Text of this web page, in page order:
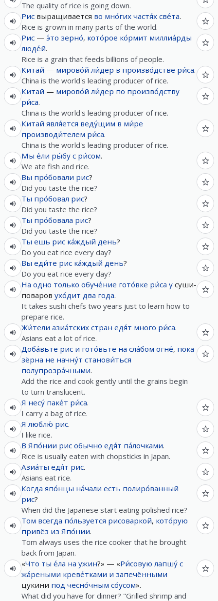
The quality of rice is going down.
Рис выращивается во мно́гих частя́х све́та.
Rice is grown in many parts of the world.
Рис — э́то зерно́, кото́рое ко́рмит миллиа́рды
люде́й.
Rice is a grain that feeds billions of people.
Китай — мирово́й ли́дер в произво́дстве ри́са.
China is the world's leading producer of rice.
Китай — мирово́й ли́дер по произво́дству
ри́са.
China is the world's leading producer of rice.
Китай явля́ется веду́щим в ми́ре
производи́телем ри́са.
China is the world's leading producer of rice.
Мы е́ли ры́бу с ри́сом.
We ate fish and rice.
Вы про́бовали рис?
Did you taste the rice?
Ты про́бовал рис?
Did you taste the rice?
Ты про́бовала рис?
Did you taste the rice?
Ты ешь рис ка́ждый день?
Do you eat rice every day?
Вы еди́те рис ка́ждый день?
Do you eat rice every day?
На одно только обуче́ние гото́вке ри́са у суши-
поваров ухо́дит два года.
It takes sushi chefs two years just to learn how to
prepare rice.
Жи́тели азиа́тских стран едя́т много ри́са.
Asians eat a lot of rice.
Доба́вьте рис и гото́вьте на сла́бом огне́, пока
зёрна не начну́т станови́ться
полупрозра́чными.
Add the rice and cook gently until the grains begin
to turn translucent.
Я несу́ паке́т ри́са.
I carry a bag of rice.
Я люблю́ рис.
I like rice.
В Япо́нии рис обычно едя́т па́лочками.
Rice is usually eaten with chopsticks in Japan.
Азиа́ты едя́т рис.
Asians eat rice.
Когда япо́нцы на́чали есть полиро́ванный
рис?
When did the Japanese start eating polished rice?
Том всегда по́льзуется рисоваркой, кото́рую
привёз из Япо́нии.
Tom always uses the rice cooker that he brought
back from Japan.
«Что ты е́ла на ужин?» — «Ри́совую лапшу́ с
жа́реными креве́тками и запечёнными
цукини под чесно́чным со́усом».
What did you have for dinner? "Grilled shrimp and